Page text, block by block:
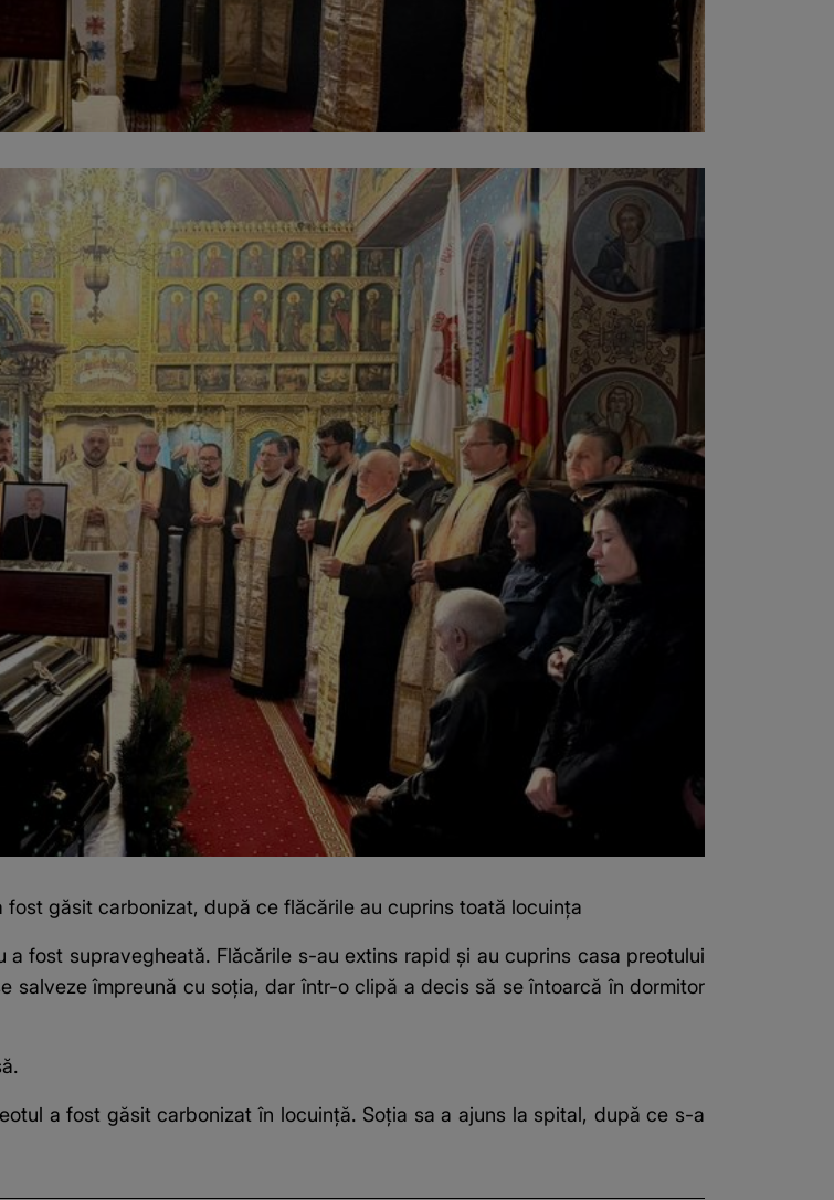
fost găsit carbonizat, după ce flăcările au cuprins toată locuința
fost supravegheată. Flăcările s-au extins rapid și au cuprins casa preotului
salveze împreună cu soția, dar într-o clipă a decis să se întoarcă în dormitor
a fost găsit carbonizat în locuință. Soția sa a ajuns la spital, după ce s-a